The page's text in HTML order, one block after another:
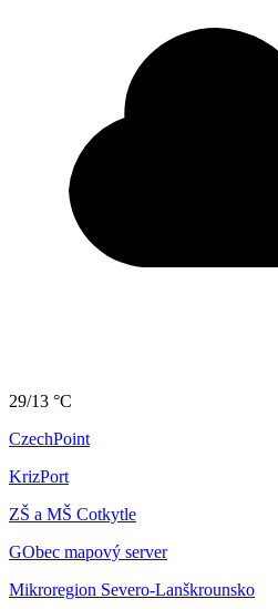
29/13 °C
CzechPoint
KrizPort
ZŠ a MŠ Cotkytle
GObec mapový server
Mikroregion Severo-Lanškrounsko